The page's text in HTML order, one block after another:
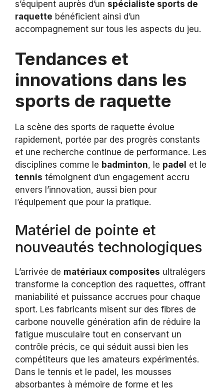
s’équipent auprès d’un spécialiste sports de
raquette bénéficient ainsi d’un
accompagnement sur tous les aspects du jeu.
Tendances et
innovations dans les
sports de raquette
La scène des sports de raquette évolue
rapidement, portée par des progrès constants
et une recherche continue de performance. Les
disciplines comme le badminton, le padel et le
tennis témoignent d’un engagement accru
envers l’innovation, aussi bien pour
l’équipement que pour la pratique.
Matériel de pointe et
nouveautés technologiques
L’arrivée de matériaux composites ultralégers
transforme la conception des raquettes, offrant
maniabilité et puissance accrues pour chaque
sport. Les fabricants misent sur des fibres de
carbone nouvelle génération afin de réduire la
fatigue musculaire tout en conservant un
contrôle précis, ce qui séduit aussi bien les
compétiteurs que les amateurs expérimentés.
Dans le tennis et le padel, les mousses
absorbantes à mémoire de forme et les